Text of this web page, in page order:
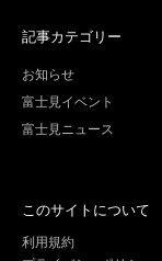
記事カテゴリー
お知らせ
富士見イベント
富士見ニュース
このサイトについて
利用規約